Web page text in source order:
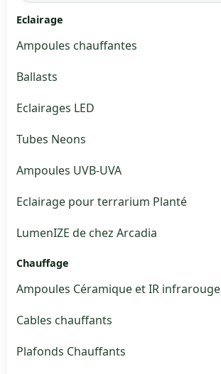
Eclairage
Ampoules chauffantes
Ballasts
Eclairages LED
Tubes Neons
Ampoules UVB-UVA
Eclairage pour terrarium Planté
LumenIZE de chez Arcadia
Chauffage
Ampoules Céramique et IR infrarouge
Cables chauffants
Plafonds Chauffants